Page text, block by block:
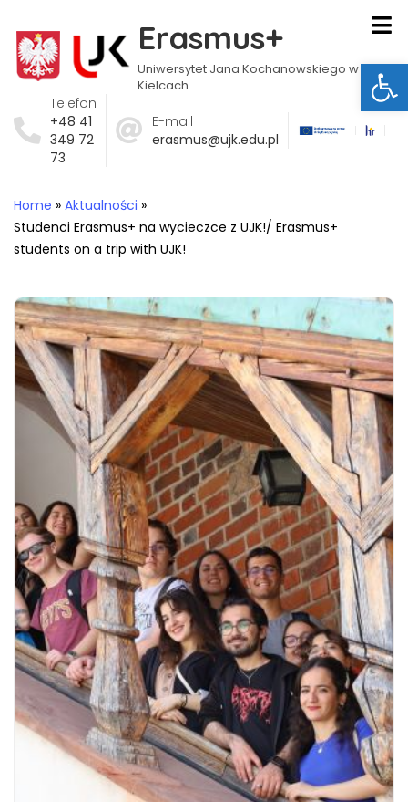
Erasmus+
Uniwersytet Jana Kochanowskiego w
Kielcach
Telefon
+48 41
349 72
73
E-mail
erasmus@ujk.edu.pl
Home » Aktualności »
Studenci Erasmus+ na wycieczce z UJK!/ Erasmus+
students on a trip with UJK!